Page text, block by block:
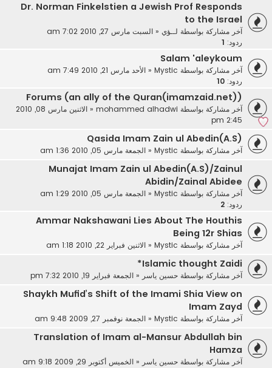
Dr. Norman Finkelstien a Jewish Prof Responds
to the Israel
آخر مشاركة بواسطة لــؤي« السبت مارس 27, 2010 7:02 am
ردود:
Salam 'aleykoum
آخر مشاركة بواسطة Mystic
« الأحد مارس 21, 2010 7:49 am
ردود: 10
Forums (an ally of the Quran(imamzaid.net))
آخر مشاركة بواسطة mohammed alhadwi
«
الاثنين مارس 08, 2010
2:45 pm
Qasida Imam Zain ul Abedin(A.S)
آخر مشاركة بواسطة Mystic
« الجمعة مارس 05, 2010 1:36 am
Munajat Imam Zain ul Abedin(A.S)/Zainul
Abidin/Zainal Abidee
آخر مشاركة بواسطة Mystic
« الجمعة مارس 05, 2010 1:29 am
ردود: 2
Ammar Nakshawani Lies About The Houthis
Being 12r Shias
آخر مشاركة بواسطة Mystic
« الاثنين فبراير 22, 2010 1:18 am
Islamic thought Zaidi*
آخر مشاركة بواسطة حسين ياسر« الجمعة فبراير 19, 2010 7:32 pm
Shaykh Mufid’s Shift of the Imami Shia View on
Imam Zayd
آخر مشاركة بواسطة Mystic
« الجمعة نوفمبر 27, 2009 9:48 am
Translation of Imam al-Mansur Abdullah bin
Hamza
آخر مشاركة بواسطة حسين ياسر« الخميس أكتوبر 29, 2009 9:18 am